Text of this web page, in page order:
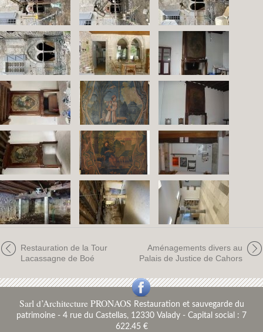
Aménagements divers au
Palais de Justice de Cahors
Restauration de la Tour
Lacassagne de Boé
Sarl d’Architecture PRONAOS Restauration et sauvegarde du
patrimoine - 4 rue du Castellas, 12330 Valady - Capital social : 7
622.45 €